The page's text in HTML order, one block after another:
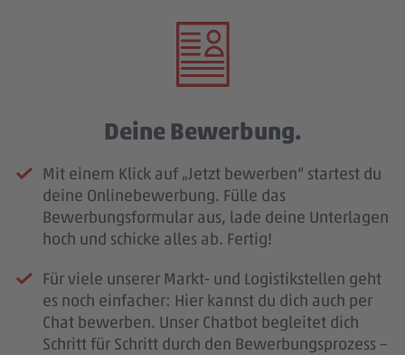
Deine Bewerbung.
Mit einem Klick auf „Jetzt bewerben“ startest du
deine Onlinebewerbung. Fülle das
Bewerbungsformular aus, lade deine Unterlagen
hoch und schicke alles ab. Fertig!
Für viele unserer Markt- und Logistikstellen geht
es noch einfacher: Hier kannst du dich auch per
Chat bewerben. Unser Chatbot begleitet dich
Schritt für Schritt durch den Bewerbungsprozess –